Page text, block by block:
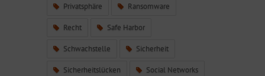
Privatsphäre Ransomware
Recht Safe Harbor
Schwachstelle Sicherheit
Sicherheitslücken Social Networks